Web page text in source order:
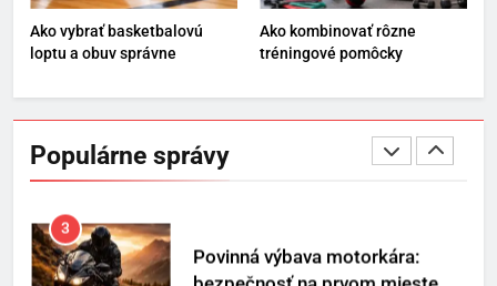
Ako vybrať basketbalovú
loptu a obuv správne
Ako kombinovať rôzne
tréningové pomôcky
Populárne správy
a brankársky post – aj vďaka
produktom z Temu
Temu zmenila na prívetivú oázu
POMÔCKY
3
Povinná výbava motorkára:
bezpečnosť na prvom mieste